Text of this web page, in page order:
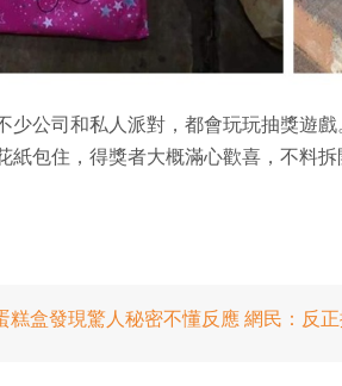
少公司和私人派對，都會玩玩抽獎遊
紙包住，得獎者大概滿心歡喜，不料
糕盒發現驚人秘密不懂反應 網民：反